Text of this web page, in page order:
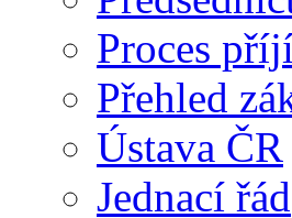
Proces
Přehled
Ústava ČR
Jednací řád